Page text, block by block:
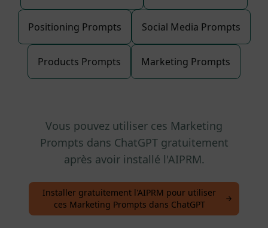
Positioning Prompts Social Media Prompts
Products Prompts Marketing Prompts
Vous pouvez utiliser ces Marketing
Prompts dans ChatGPT gratuitement
après avoir installé l'AIPRM.
Installer gratuitement l'AIPRM pour utiliser
ces Marketing Prompts dans ChatGPT